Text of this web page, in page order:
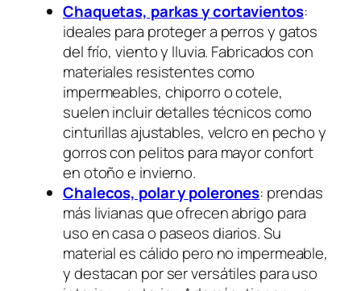
Chaquetas, parkas y cortavientos:
ideales para proteger a perros y gatos
del frío, viento y lluvia. Fabricados con
materiales resistentes como
impermeables, chiporro o cotele,
suelen incluir detalles técnicos como
cinturillas ajustables, velcro en pecho y
gorros con pelitos para mayor confort
en otoño e invierno.
Chalecos, polar y polerones: prendas
más livianas que ofrecen abrigo para
uso en casa o paseos diarios. Su
material es cálido pero no impermeable,
y destacan por ser versátiles para uso